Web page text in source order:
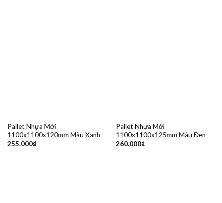
Pallet Nhựa Mới
1100x1100x120mm Màu Xanh
255.000₫
Pallet Nhựa Mới
1100x1100x125mm Màu Đen
260.000₫